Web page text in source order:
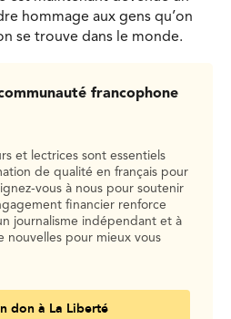
hommage aux gens qu’on
se trouve dans le monde.
francophone
et lectrices sont essentiels
de qualité en français pour
vous à nous pour soutenir
financier renforce
journalisme indépendant et à
nouvelles pour mieux vous
don à La Liberté